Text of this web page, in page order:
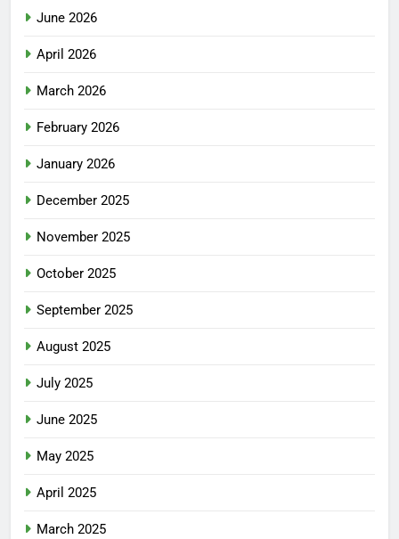
June 2026
April 2026
March 2026
February 2026
January 2026
December 2025
November 2025
October 2025
September 2025
August 2025
July 2025
June 2025
May 2025
April 2025
March 2025